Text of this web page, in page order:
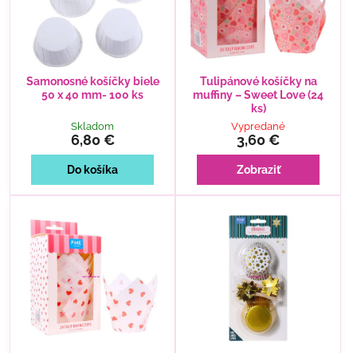
Samonosné košíčky biele
50 x 40 mm- 100 ks
Skladom
6,80 €
Do košíka
Tulipánové košíčky na
muffiny – Sweet Love (24
ks)
Vypredané
3,60 €
Zobraziť